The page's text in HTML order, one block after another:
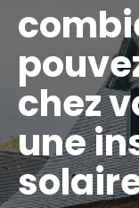
chez
une